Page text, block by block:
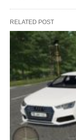
RELATED POST